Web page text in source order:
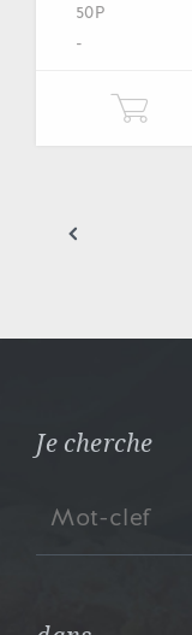
50P
-
Je cherche